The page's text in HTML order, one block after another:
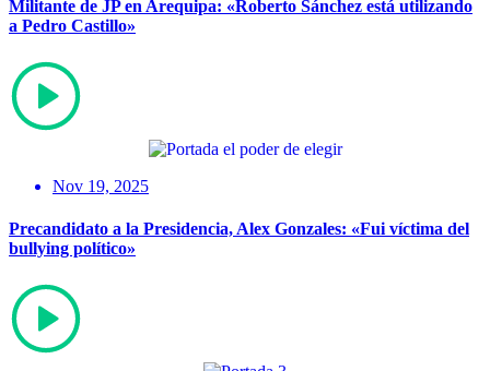
Militante de JP en Arequipa: «Roberto Sánchez está utilizando
a Pedro Castillo»
Nov 19, 2025
Precandidato a la Presidencia, Alex Gonzales: «Fui víctima del
bullying político»